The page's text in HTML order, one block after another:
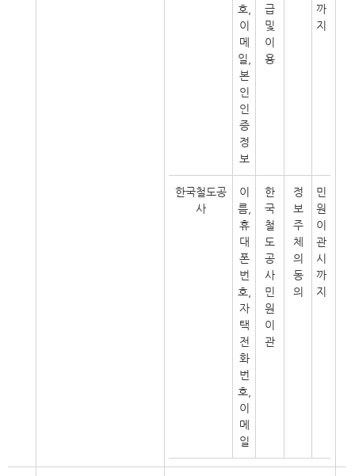
호,
이
메
일,
본
인
인
증
정
보
급
및
이
용
까
지
한국철도공
사
이
름,
휴
대
폰
번
호,
자
택
전
화
번
호,
이
메
일
한
국
철
도
공
사
민
원
이
관
정
보
주
체
의
동
의
민
원
이
관
시
까
지